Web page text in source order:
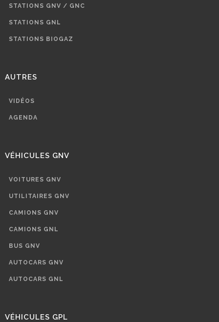
STATIONS GNV / GNC
STATIONS GNL
STATIONS BIOGAZ
AUTRES
VIDÉOS
AGENDA
VÉHICULES GNV
VOITURES GNV
UTILITAIRES GNV
CAMIONS GNV
CAMIONS GNL
BUS GNV
AUTOCARS GNV
AUTOCARS GNL
VÉHICULES GPL